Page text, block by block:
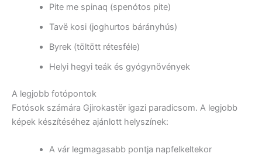
Pite me spinaq (spenótos pite)
Tavë kosi (joghurtos bárányhús)
Byrek (töltött rétesféle)
Helyi hegyi teák és gyógynövények
A legjobb fotópontok
Fotósok számára Gjirokastër igazi paradicsom. A legjobb
képek készítéséhez ajánlott helyszínek:
A vár legmagasabb pontja napfelkeltekor